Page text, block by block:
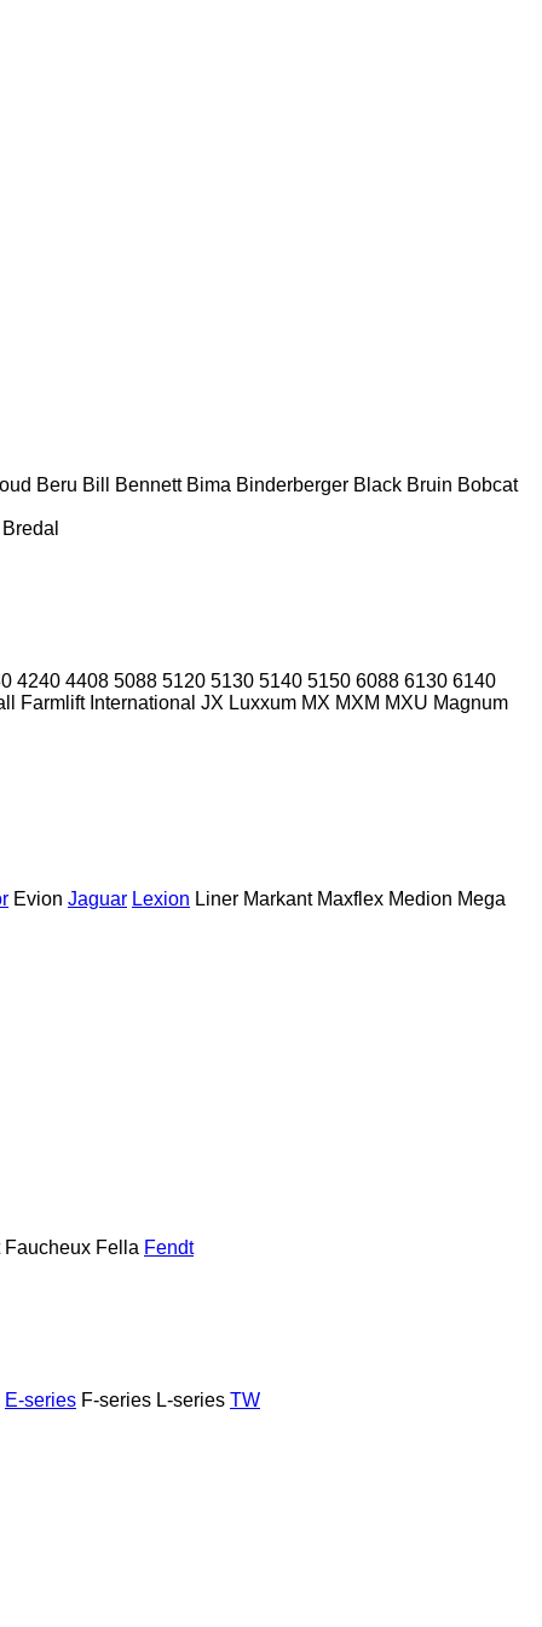
Beru Bill Bennett Bima Binderberger Black Bruin Bobcat
Bredal
4240 4408 5088 5120 5130 5140 5150 6088 6130 6140
Farmlift International JX Luxxum MX MXM MXU Magnum
Evion Jaguar Lexion Liner Markant Maxflex Medion Mega
Faucheux Fella Fendt
E-series F-series L-series TW